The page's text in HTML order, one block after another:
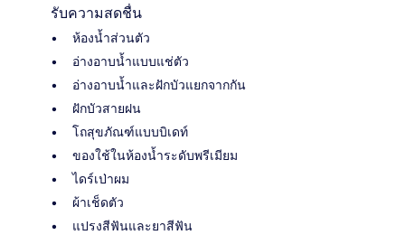
รับความสดชื่น
ห้องน้ำส่วนตัว
อ่างอาบน้ำแบบแช่ตัว
อ่างอาบน้ำและฝักบัวแยกจากกัน
ฝักบัวสายฝน
โถสุขภัณฑ์แบบบิเดท์
ของใช้ในห้องน้ำระดับพรีเมียม
ไดร์เป่าผม
ผ้าเช็ดตัว
แปรงสีฟันและยาสีฟัน